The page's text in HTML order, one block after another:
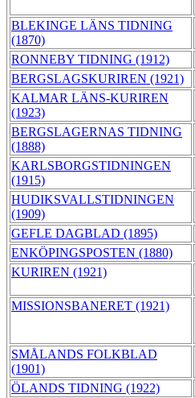
BLEKINGE LÄNS TIDNING
(1870)
RONNEBY TIDNING (1912)
BERGSLAGSKURIREN (1921)
KALMAR LÄNS-KURIREN
(1923)
BERGSLAGERNAS TIDNING
(1888)
KARLSBORGSTIDNINGEN
(1915)
HUDIKSVALLSTIDNINGEN
(1909)
GEFLE DAGBLAD (1895)
ENKÖPINGSPOSTEN (1880)
KURIREN (1921)
MISSIONSBANERET (1921)
SMÅLANDS FOLKBLAD
(1901)
ÖLANDS TIDNING (1922)